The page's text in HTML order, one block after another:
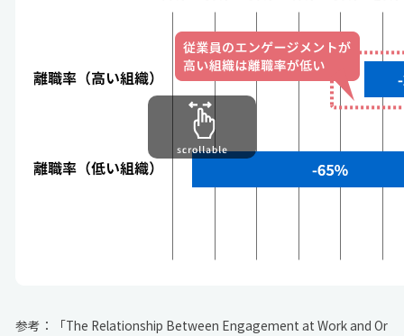
参考：「The Relationship Between Engagement at Work and Or